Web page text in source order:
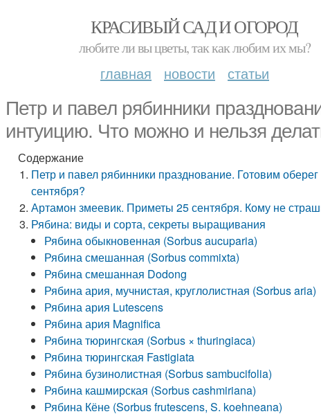
КРАСИВЫЙ САД И ОГОРОД
любите ли вы цветы, так как любим их мы?
главная новости статьи
Петр и павел рябинники
интуицию. Что можно и нельзя
Содержание
Петр и павел рябинники празднование. Готовим
сентября?
Артамон змеевик. Приметы 25 сентября. Кому не
Рябина: виды и сорта, секреты выращивания
Рябина обыкновенная (Sorbus aucuparia)
Рябина смешанная (Sorbus commixta)
Рябина смешанная Dodong
Рябина ария, мучнистая, круглолистная (Sorbus aria)
Рябина ария Lutescens
Рябина ария Magnifica
Рябина тюрингская (Sorbus × thuringiaca)
Рябина тюрингская Fastigiata
Рябина бузинолистная (Sorbus sambucifolia)
Рябина кашмирская (Sorbus cashmiriana)
Рябина Кёне (Sorbus frutescens, S. koehneana)